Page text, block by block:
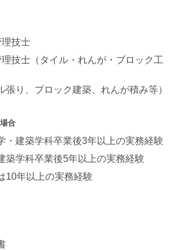
技士
技士（タイル・れんが・ブロック工
張り、ブロック建築、れんが積み等）
合
・建築学科卒業後3年以上の実務経験
築学科卒業後5年以上の実務経験
10年以上の実務経験